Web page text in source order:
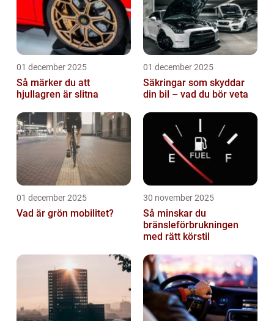
01 december 2025
Så märker du att
hjullagren är slitna
01 december 2025
Säkringar som skyddar
din bil – vad du bör veta
01 december 2025
Vad är grön mobilitet?
30 november 2025
Så minskar du
bränsleförbrukningen
med rätt körstil